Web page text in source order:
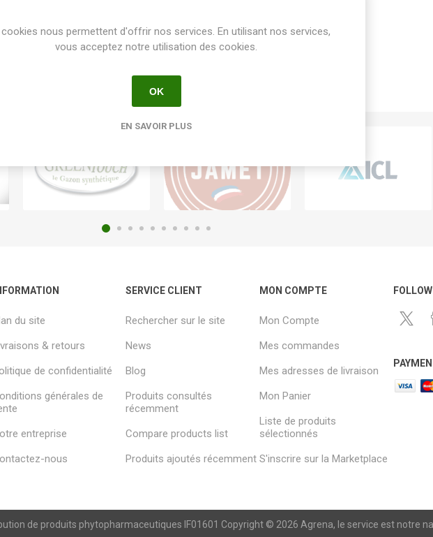
du site
& retours
de confidentialité
générales de
entreprise
nous
SERVICE CLIENT
Rechercher sur le site
News
Blog
Produits consultés
récemment
Compare products list
Produits ajoutés récemment
MON COMPTE
Mon Compte
Mes commandes
Mes adresses de livraison
Mon Panier
Liste de produits
sélectionnés
S'inscrire sur la Marketplace
de produits phytopharmaceutiques IF01601 Copyright © 2026 Agrena, le service est notre
nous permettent d'offrir nos services. En utilisant nos services,
vous acceptez notre utilisation des cookies.
OK
EN SAVOIR PLUS